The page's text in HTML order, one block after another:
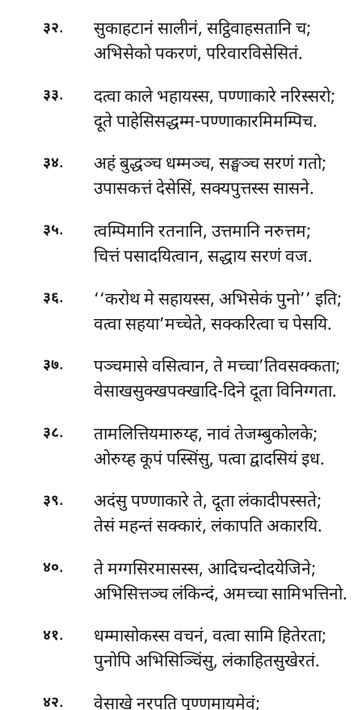
३२.
सुकाहटानं सालीनं, सट्ठिवाहसतानि च;
अभिसेको पकरणं, परिवारविसेसितं.
३३.
दत्वा काले भहायस्स, पण्णाकारे नरिस्सरो;
दूते पाहेसिसद्धम्म-पण्णाकारमिमम्पिच.
३४.
अहं बुद्धञ्च धम्मञ्च, सङ्घञ्च सरणं गतो;
उपासकत्तं देसेसिं, सक्यपुत्तस्स सासने.
३५.
त्वम्पिमानि रतनानि, उत्तमानि नरुत्तम;
चित्तं पसादयित्वान, सद्धाय सरणं वज.
३६.
‘‘करोथ मे सहायस्स, अभिसेकं पुनो’’ इति;
वत्वा सहया’मच्चेते, सक्करित्वा च पेसयि.
३७.
पञ्चमासे वसित्वान, ते मच्चा’तिवसक्कता;
वेसाखसुक्खपक्खादि-दिने दूता विनिग्गता.
३८.
तामलित्तियमारुय्ह, नावं तेजम्बुकोलके;
ओरुय्ह कूपं पस्सिंसु, पत्वा द्वादसियं इध.
३९.
अदंसु पण्णाकारे ते, दूता लंकादीपस्सते;
तेसं महन्तं सक्कारं, लंकापति अकारयि.
४०.
ते मग्गसिरमासस्स, आदिचन्दोदयेजिने;
अभिसित्तञ्च लंकिन्दं, अमच्चा सामिभत्तिनो.
४१.
धम्मासोकस्स वचनं, वत्वा सामि हितेरता;
पुनोपि अभिसिञ्चिंसु, लंकाहितसुखेरतं.
४२. वेसाखेनरपति पुण्णमायमेवं;